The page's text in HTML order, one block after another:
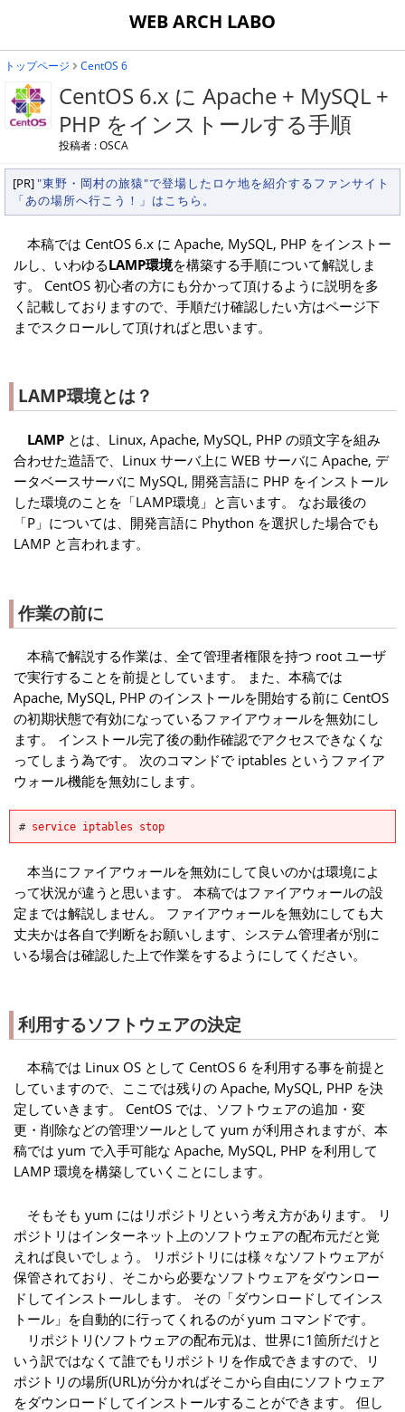
WEB ARCH LABO
トップページ CentOS 6
CentOS 6.x に Apache + MySQL +
PHP をインストールする手順
投稿者 : OSCA
[PR]"東野・岡村の旅猿"で登場したロケ地を紹介するファンサイト
「あの場所へ行こう！」はこちら。
本稿では CentOS 6.x に Apache, MySQL, PHP をインストー
ルし、いわゆるLAMP環境を構築する手順について解説しま
す。 CentOS 初心者の方にも分かって頂けるように説明を多
く記載しておりますので、手順だけ確認したい方はページ下
までスクロールして頂ければと思います。
LAMP環境とは？
LAMP とは、Linux, Apache, MySQL, PHP の頭文字を組み
合わせた造語で、Linux サーバ上に WEB サーバに Apache, デ
ータベースサーバに MySQL, 開発言語に PHP をインストール
した環境のことを「LAMP環境」と言います。 なお最後の
「P」については、開発言語に Phython を選択した場合でも
LAMP と言われます。
作業の前に
本稿で解説する作業は、全て管理者権限を持つ root ユーザ
で実行することを前提としています。 また、本稿では
Apache, MySQL, PHP のインストールを開始する前に CentOS
の初期状態で有効になっているファイアウォールを無効にし
ます。 インストール完了後の動作確認でアクセスできなくな
ってしまう為です。 次のコマンドで iptables というファイア
ウォール機能を無効にします。
# service iptables stop
本当にファイアウォールを無効にして良いのかは環境によ
って状況が違うと思います。 本稿ではファイアウォールの設
定までは解説しません。 ファイアウォールを無効にしても大
丈夫かは各自で判断をお願いします、システム管理者が別に
いる場合は確認した上で作業をするようにしてください。
利用するソフトウェアの決定
本稿では Linux OS として CentOS 6 を利用する事を前提と
していますので、ここでは残りの Apache, MySQL, PHP を決
定していきます。 CentOS では、ソフトウェアの追加・変
更・削除などの管理ツールとして yum が利用されますが、本
稿では yum で入手可能な Apache, MySQL, PHP を利用して
LAMP 環境を構築していくことにします。
そもそも yum にはリポジトリという考え方があります。 リ
ポジトリはインターネット上のソフトウェアの配布元だと覚
えれば良いでしょう。 リポジトリには様々なソフトウェアが
保管されており、そこから必要なソフトウェアをダウンロー
ドしてインストールします。 その「ダウンロードしてインス
トール」を自動的に行ってくれるのが yum コマンドです。
リポジトリ(ソフトウェアの配布元)は、世界に1箇所だけと
いう訳ではなくて誰でもリポジトリを作成できますので、リ
ポジトリの場所(URL)が分かればそこから自由にソフトウェア
をダウンロードしてインストールすることができます。 但し